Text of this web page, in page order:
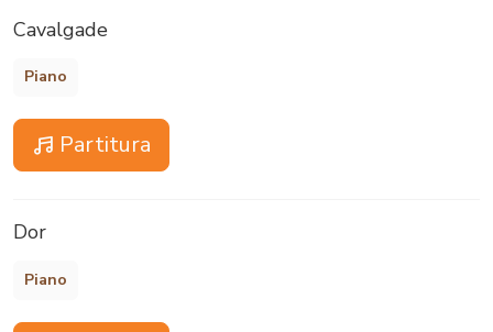
Cavalgade
Piano
Partitura
Dor
Piano